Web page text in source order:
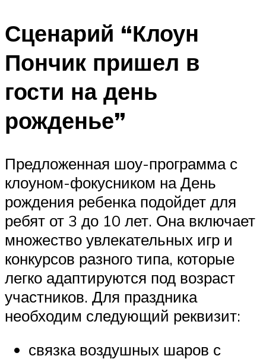
Сценарий “Клоун
Пончик пришел в
гости на день
рожденье”
Предложенная шоу-программа с
клоуном-фокусником на День
рождения ребенка подойдет для
ребят от 3 до 10 лет. Она включает
множество увлекательных игр и
конкурсов разного типа, которые
легко адаптируются под возраст
участников. Для праздника
необходим следующий реквизит:
связка воздушных шаров с